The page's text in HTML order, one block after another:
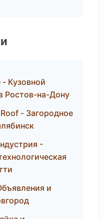
Кузовной
Ростов-на-Дону
- Загородное
-
и